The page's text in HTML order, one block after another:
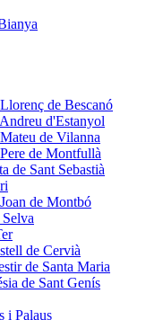
de Bescanó
d'Estanyol
de Vilanna
de Montfullà
de Sant Sebastià
de Montbó
de Cervià
de Santa Maria
de Sant Genís
i Palaus